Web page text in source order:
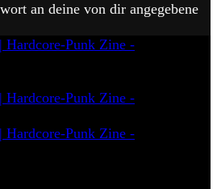
an deine von dir angegebene